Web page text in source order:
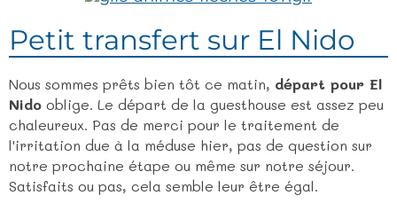
Petit transfert sur El Nido
Nous sommes prêts bien tôt ce matin, départ pour El
Nido oblige. Le départ de la guesthouse est assez peu
chaleureux. Pas de merci pour le traitement de
l'irritation due à la méduse hier, pas de question sur
notre prochaine étape ou même sur notre séjour.
Satisfaits ou pas, cela semble leur être égal.